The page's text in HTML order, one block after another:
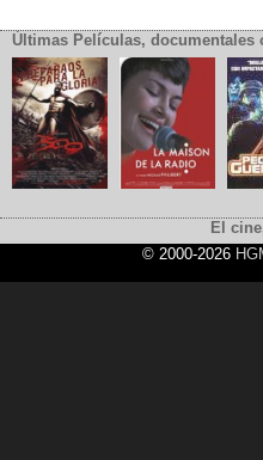
Últimas Películas, documentales
El
© 2000-2026